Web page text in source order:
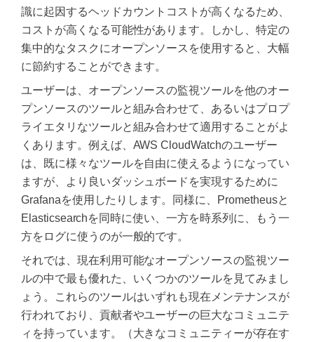
識に起因するヘッドカウントコストが高くなるため、
コストが高くなる可能性があります。しかし、特定の
集中的なタスクにオープンソースを使用すると、大幅
に節約することができます。
ユーザーは、オープンソースの監視ツールを他のオー
プンソースのツールと組み合わせて、あるいはプロプ
ライエタリなツールと組み合わせて適用することがよ
くあります。例えば、AWS CloudWatchのユーザー
は、既に様々なツールを自由に使えるようになってい
ますが、より良いダッシュボードを実現するために
Grafanaを使用したりします。同様に、Prometheusと
Elasticsearchを同時に使い、一方を時系列に、もう一
方をログに使うのが一般的です。
それでは、現在利用可能なオープンソースの監視ツー
ルの中で最も優れた、いくつかのツールを見てみまし
ょう。これらのツールはいずれも現在メンテナンスが
行われており、貢献者やユーザーの巨大なコミュニテ
ィを持っています。（大きなコミュニティーが存在す